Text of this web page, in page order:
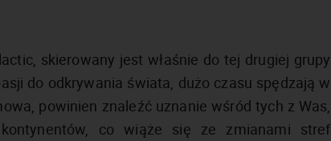
skierowany jest właśnie do tej drugiej grupy
do odkrywania świata, dużo czasu spędzają w
powinien znaleźć uznanie wśród tych z Was,
co wiąże się ze zmianami stref